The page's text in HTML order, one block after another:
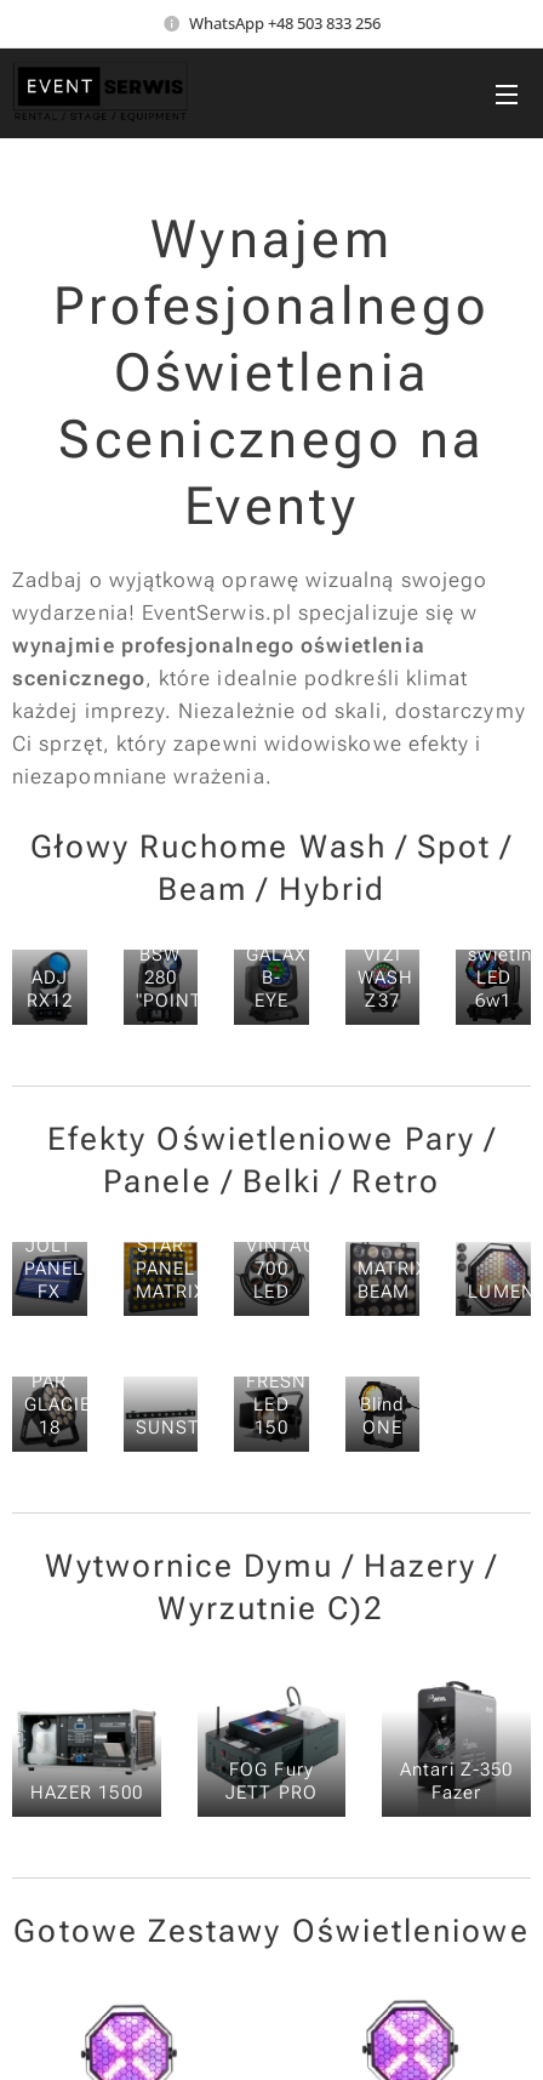
WhatsApp +48 503 833 256
Wynajem
Profesjonalnego
Oświetlenia
Scenicznego na
Eventy
Zadbaj o wyjątkową oprawę wizualną swojego
wydarzenia! EventSerwis.pl specjalizuje się w
wynajmie profesjonalnego oświetlenia
scenicznego, które idealnie podkreśli klimat
każdej imprezy. Niezależnie od skali, dostarczymy
Ci sprzęt, który zapewni widowiskowe efekty i
niezapomniane wrażenia.
Głowy Ruchome Wash / Spot /
Beam / Hybrid
ADJ
RX12
BSW
280
"POINTE"
GALAXY
B-
EYE
VIZI
WASH
Z37
świetlny
LED
6w1
Efekty Oświetleniowe Pary /
Panele / Belki / Retro
JOLT
PANEL
FX
STAR
PANEL
MATRIX
VINTAGE
700
LED
MATRIX
BEAM
PAR
GLACIER
18
SUNSTRIP
FRESNEL
LED
150
Blind
ONE
Wytwornice Dymu / Hazery /
Wyrzutnie C)2
HAZER 1500
FOG Fury
JETT PRO
Antari Z-350
Fazer
Gotowe Zestawy Oświetleniowe